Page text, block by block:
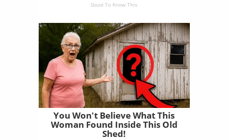
Good To Know This
You Won't Believe What This
Woman Found Inside This Old
Shed!